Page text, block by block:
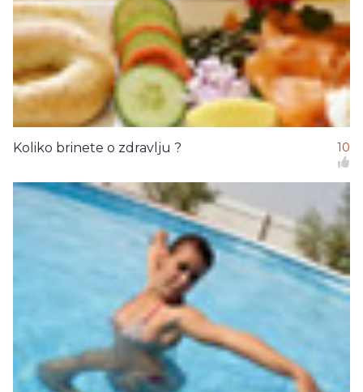
Koliko brinete o zdravlju ? 10